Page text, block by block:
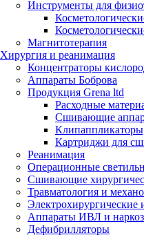
Инструменты для
Магнитотерапия
Хирургия и реанимация
Концентраторы
Аппараты Боброва
Продукция Grena ltd
Расходные
Сшивающие
Картриджи для
Реанимация
Операционные
Сшивающие
Травматология и
Аппараты ИВЛ и
Дефибрилляторы